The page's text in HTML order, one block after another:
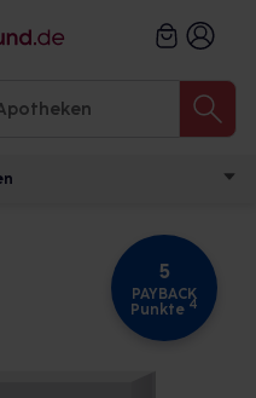
5
PAYBACK
Punkte 4